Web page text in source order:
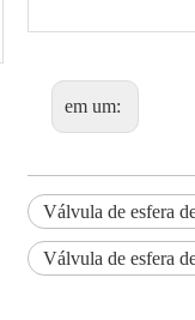
em um:
Válvula de esfera
Válvula de esfera